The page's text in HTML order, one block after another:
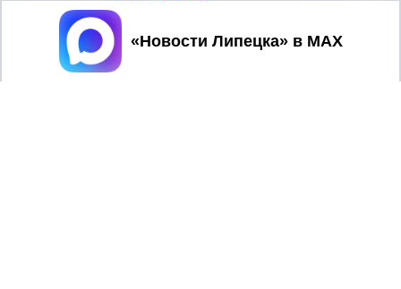
Принять